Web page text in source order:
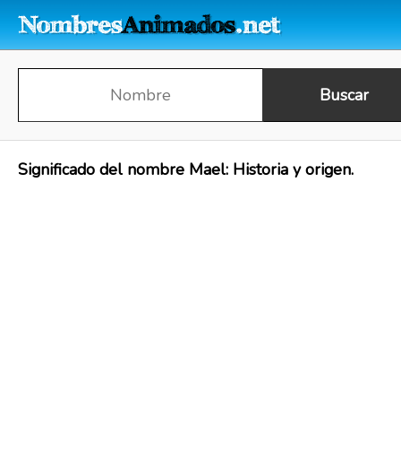
Significado del nombre Mael: Historia y origen.